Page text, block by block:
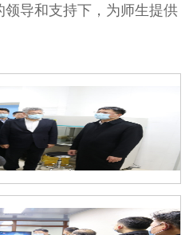
导和支持下，为师生提供